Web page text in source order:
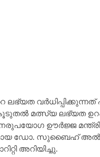
വർധിപ്പിക്കുന്നത്
മത്സ്യ ലഭ്യത
ഊർജ്ജ
ഡോ. സുബൈഹ് അൽ-
അറിയിച്ചു.